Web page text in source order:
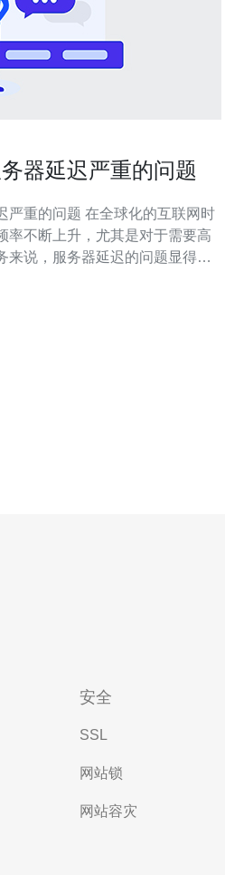
器延迟严重的问题
全球化的互联网时
率不断上升，尤其是对于需要高
来说，服务器延迟的问题显得尤
决这个问题至关重要。以下是
安全
SSL
网站锁
网站容灾